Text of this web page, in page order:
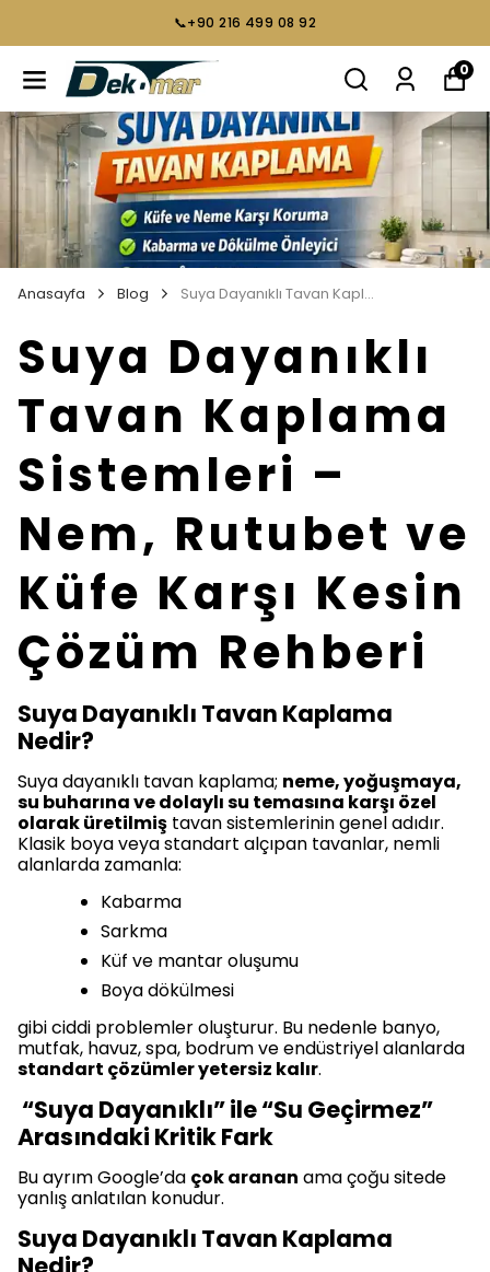
📞+90 216 499 08 92
0
Anasayfa Blog Suya Dayanıklı Tavan Kaplama Sistemleri – Nem, Rutubet ve Küfe Karşı Kesin Çözüm Rehberi
Suya Dayanıklı
Tavan Kaplama
Sistemleri –
Nem, Rutubet ve
Küfe Karşı Kesin
Çözüm Rehberi
Suya Dayanıklı Tavan Kaplama
Nedir?
Suya dayanıklı tavan kaplama; neme, yoğuşmaya,
su buharına ve dolaylı su temasına karşı özel
olarak üretilmiş tavan sistemlerinin genel adıdır.
Klasik boya veya standart alçıpan tavanlar, nemli
alanlarda zamanla:
Kabarma
Sarkma
Küf ve mantar oluşumu
Boya dökülmesi
gibi ciddi problemler oluşturur. Bu nedenle banyo,
mutfak, havuz, spa, bodrum ve endüstriyel alanlarda
standart çözümler yetersiz kalır.
“Suya Dayanıklı” ile “Su Geçirmez”
Arasındaki Kritik Fark
Bu ayrım Google’da çok aranan ama çoğu sitede
yanlış anlatılan konudur.
Suya Dayanıklı Tavan Kaplama